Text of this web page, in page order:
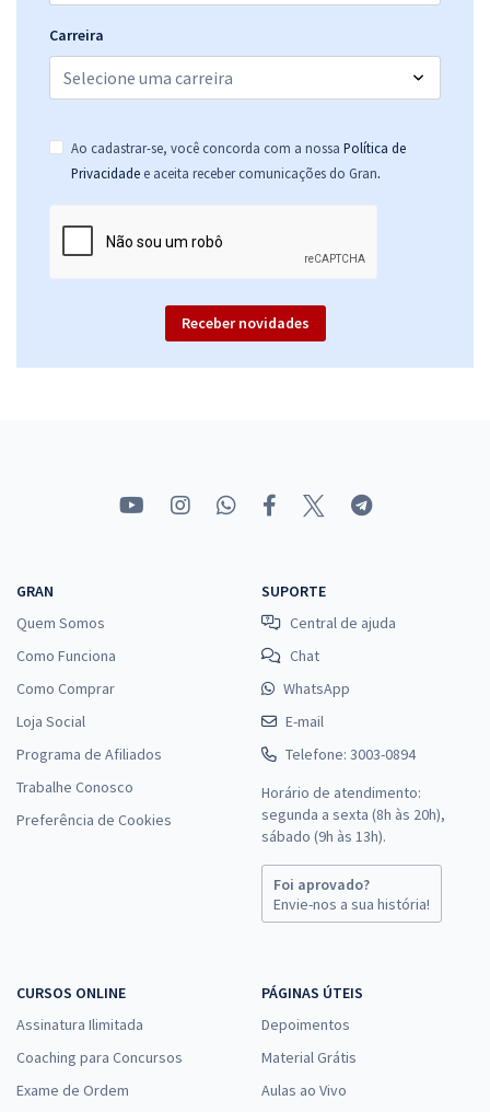
Carreira
Ao cadastrar-se, você concorda com a nossa Política de
Privacidade e aceita receber comunicações do Gran.
Receber novidades
GRAN
Quem Somos
Como Funciona
Como Comprar
Loja Social
Programa de Afiliados
Trabalhe Conosco
Preferência de Cookies
SUPORTE
Central de ajuda
Chat
WhatsApp
E-mail
Telefone: 3003-0894
Horário de atendimento:
segunda a sexta (8h às 20h),
sábado (9h às 13h).
Foi aprovado?
Envie-nos a sua história!
CURSOS ONLINE
Assinatura Ilimitada
Coaching para Concursos
Exame de Ordem
PÁGINAS ÚTEIS
Depoimentos
Material Grátis
Aulas ao Vivo